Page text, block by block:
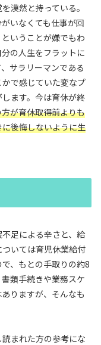
漠然と持っている。
いなくても仕事が回
いうことが嫌でもわ
の人生をフラットに
サラリーマンである
で感じていた変なプ
ます。今は育休が終
が育休取得前よりも
後悔しないように生
足による辛さと、給
いては育児休業給付
、もとの手取りの約8
類手続きや業務スケ
りますが、そんなも
まれた方の参考にな